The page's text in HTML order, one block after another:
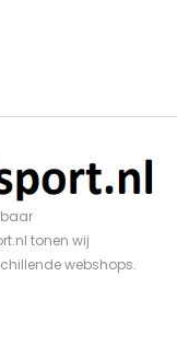
tonen wij
webshops.